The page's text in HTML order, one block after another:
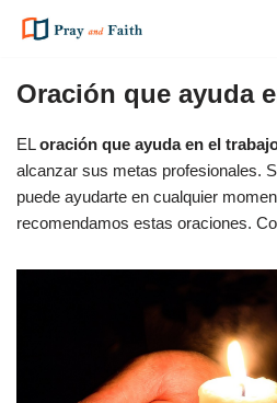
al
Oración que ayuda
ELoración que ayuda en el
alcanzar sus metas profesionales.
puede ayudarte en cualquier
recomendamos estas oraciones.